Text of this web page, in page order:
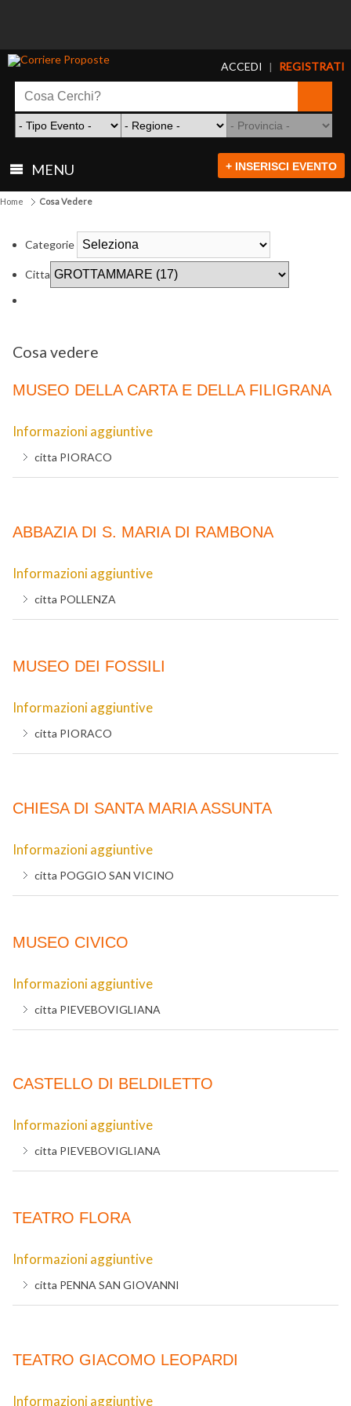
ACCEDI | REGISTRATI
MENU + INSERISCI EVENTO
Home Cosa Vedere
Categorie
Citta
Cosa vedere
MUSEO DELLA CARTA E DELLA FILIGRANA
Informazioni aggiuntive
citta PIORACO
ABBAZIA DI S. MARIA DI RAMBONA
Informazioni aggiuntive
citta POLLENZA
MUSEO DEI FOSSILI
Informazioni aggiuntive
citta PIORACO
CHIESA DI SANTA MARIA ASSUNTA
Informazioni aggiuntive
citta POGGIO SAN VICINO
MUSEO CIVICO
Informazioni aggiuntive
citta PIEVEBOVIGLIANA
CASTELLO DI BELDILETTO
Informazioni aggiuntive
citta PIEVEBOVIGLIANA
TEATRO FLORA
Informazioni aggiuntive
citta PENNA SAN GIOVANNI
TEATRO GIACOMO LEOPARDI
Informazioni aggiuntive